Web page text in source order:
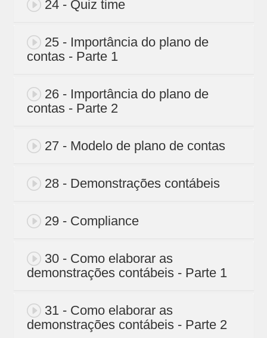
24 - Quiz time
25 - Importância do plano de
contas - Parte 1
26 - Importância do plano de
contas - Parte 2
27 - Modelo de plano de contas
28 - Demonstrações contábeis
29 - Compliance
30 - Como elaborar as
demonstrações contábeis - Parte 1
31 - Como elaborar as
demonstrações contábeis - Parte 2